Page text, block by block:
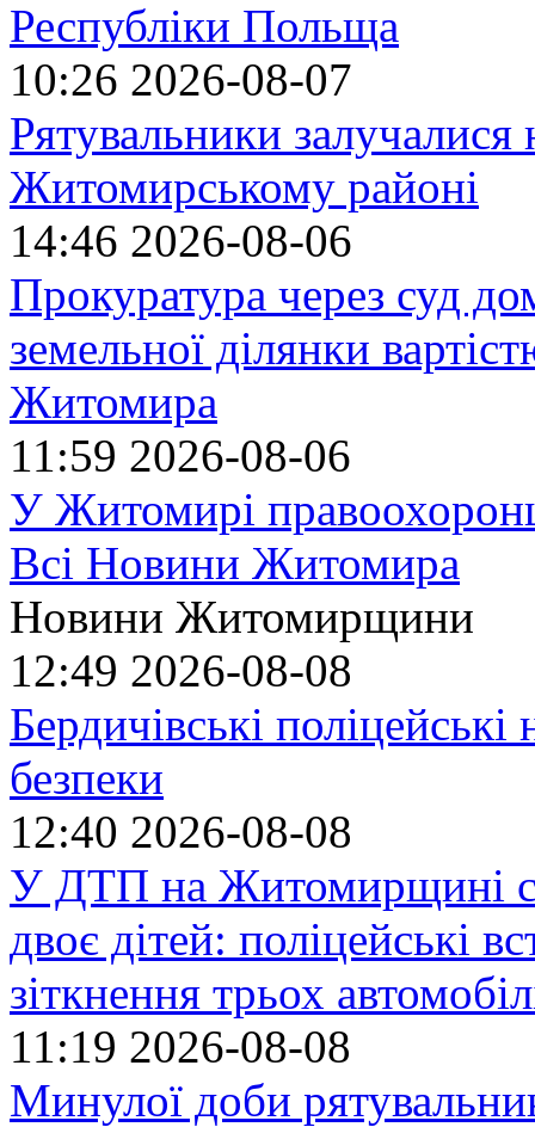
Республіки Польща
10:26 2026-08-07
Рятувальники
Житомирському районі
14:46 2026-08-06
Прокуратура через суд
земельної ділянки
Житомира
11:59 2026-08-06
У Житомирі
Всі Новини Житомира
Новини Житомирщини
12:49 2026-08-08
Бердичівські
безпеки
12:40 2026-08-08
У ДТП на Житомирщині
двоє дітей: поліцейські
зіткнення трьох
11:19 2026-08-08
Минулої доби